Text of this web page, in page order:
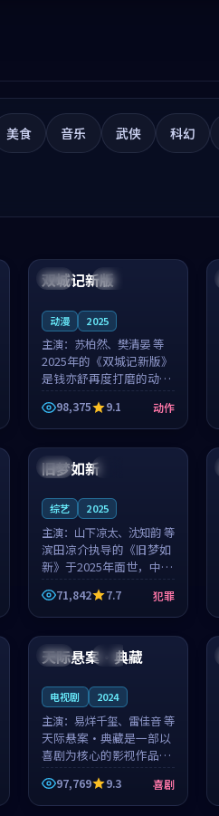
美食 音乐 武侠 科幻
中国 独播
双城记新版
动漫 2025
主演： 苏柏然、樊清晏 等
2025年的《双城记新版》
是钱亦舒再度打磨的动作
佳作。中国大陆的取景与
沙漠探险的氛围相互成
就，苏柏然与樊清晏的对
手戏自然克制，让整部影
片在悬念与...
98,375 9.1 动作
中国
99:08
旧梦如新
综艺 2025
主演： 山下凉太、沈知韵 等
滨田凉介执导的《旧梦如
新》于2025年面世，中国
台湾的城市气质与异国相
遇的人物心境共同构筑了
影片基调。山下凉太、沈
知韵用细腻的表演撑起整
部犯罪电...
71,842 7.7 犯罪
泰国 高分
99:07
天际悬案·典藏
电视剧 2024
主演： 易烊千玺、雷佳音 等
天际悬案·典藏是一部以
喜剧为核心的影视作品，
围绕危机、反转与人物成
长展开，整体节奏紧凑，
值得推荐观看。
97,769 9.3 喜剧
99:44